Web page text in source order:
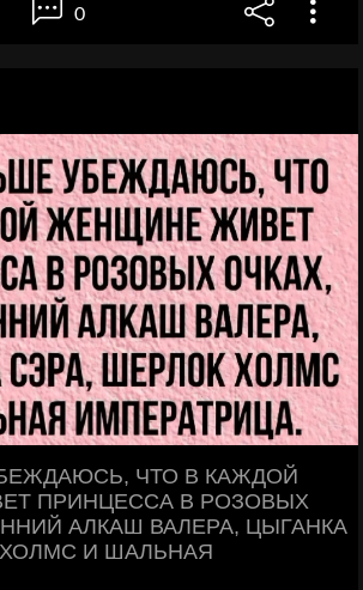
0
ЧТО В КАЖДОЙ
ПРИНЦЕССА В РОЗОВЫХ
АЛКАШ ВАЛЕРА, ЦЫГАНКА
И ШАЛЬНАЯ